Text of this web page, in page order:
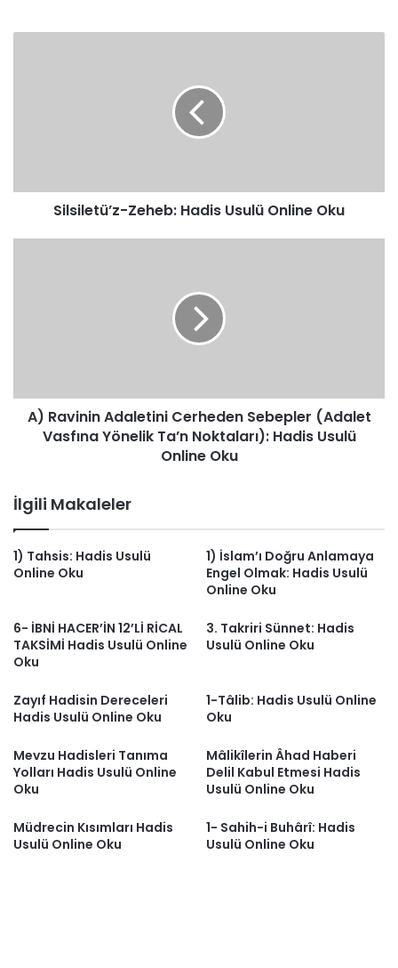
Silsiletü’z-Zeheb: Hadis Usulü Online Oku
Ta’n
Noktaları):
Hadis
A) Ravinin Adaletini Cerheden Sebepler (Adalet
Vasfına Yönelik Ta’n Noktaları): Hadis Usulü
Online Oku
İlgili Makaleler
1) Tahsis: Hadis Usulü
Online Oku
1) İslam’ı Doğru Anlamaya
Engel Olmak: Hadis Usulü
Online Oku
6- İBNİ HACER’İN 12’Lİ RİCAL
TAKSİMİ Hadis Usulü Online
Oku
3. Takriri Sünnet: Hadis
Usulü Online Oku
Zayıf Hadisin Dereceleri
Hadis Usulü Online Oku
1-Tâlib: Hadis Usulü Online
Oku
Mevzu Hadisleri Tanıma
Yolları Hadis Usulü Online
Oku
Mâlikîlerin Âhad Haberi
Delil Kabul Etmesi Hadis
Usulü Online Oku
Müdrecin Kısımları Hadis
Usulü Online Oku
1- Sahih-i Buhârî: Hadis
Usulü Online Oku